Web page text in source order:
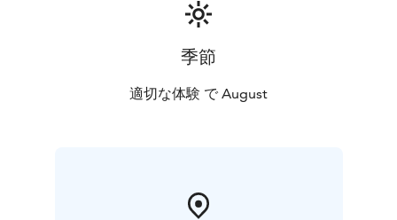
季節
適切な体験 で August